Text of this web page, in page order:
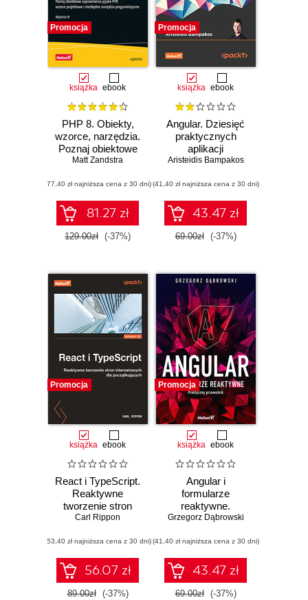
Promocja
książka ebook
PHP 8. Obiekty,
wzorce, narzędzia.
Poznaj obiektowe
usprawnienia
wzorce projektowe
i niezbędne
narzędzia
programistyczne.
Wydanie VI
Matt Zandstra
(77,40 zł najniższa cena z 30 dni)
81.27 zł
129.00zł (-37%)
Promocja
książka ebook
Angular. Dziesięć
praktycznych
aplikacji
internetowych z
najnowszych
rozwiązań
technologicznych.
Wydanie III
Aristeidis Bampakos
(41,40 zł najniższa cena z 30 dni)
43.47 zł
69.00zł (-37%)
Promocja
książka ebook
React i TypeScript.
Reaktywne
tworzenie stron
internetowych dla
Wydanie II
Carl Rippon
(53,40 zł najniższa cena z 30 dni)
56.07 zł
89.00zł (-37%)
Promocja
książka ebook
Angular i
formularze
reaktywne.
Praktyczny
Grzegorz Dąbrowski
(41,40 zł najniższa cena z 30 dni)
43.47 zł
69.00zł (-37%)